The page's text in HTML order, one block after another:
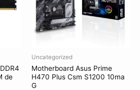
de
Uncategorized
Motherboard Asus Prime
H470 Plus Csm S1200 10ma
G